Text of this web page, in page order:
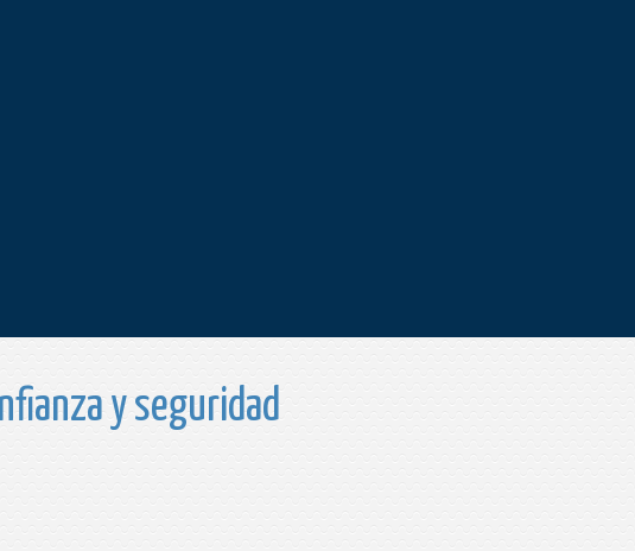
y seguridad